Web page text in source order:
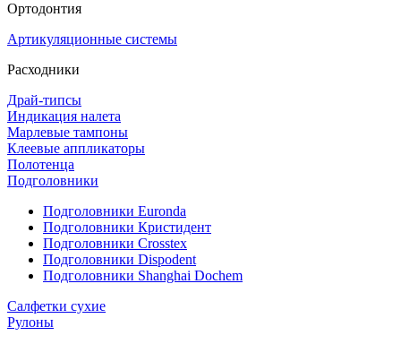
Ортодонтия
Артикуляционные системы
Расходники
Драй-типсы
Индикация налета
Марлевые тампоны
Клеевые аппликаторы
Полотенца
Подголовники
Подголовники Euronda
Подголовники Кристидент
Подголовники Crosstex
Подголовники Dispodent
Подголовники Shanghai Dochem
Салфетки сухие
Рулоны